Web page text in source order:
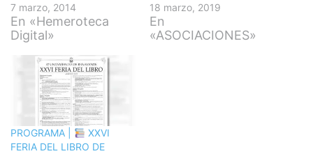
7 marzo, 2014
En «Hemeroteca
Digital»
18 marzo, 2019
En
«ASOCIACIONES»
PROGRAMA |
XXVI
FERIA DEL LIBRO DE